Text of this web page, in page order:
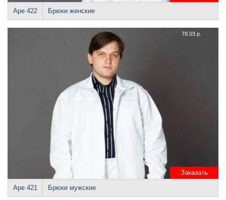
Аре 422 Брюки женские
Заказать
78.03 р.
Аре 421 Брюки мужские